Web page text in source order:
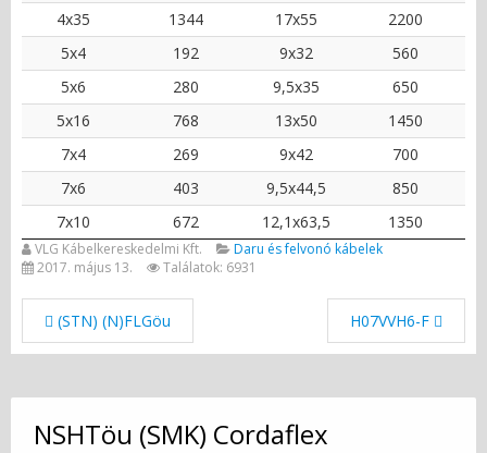
4x35 1344 17x55
2200
5x4
192 9x32
560
5x6
280 9,5x35
650
5x16
768 13x50
1450
7x4
269 9x42
700
7x6
403 9,5x44,5
850
7x10
672 12,1x63,5 1350
VLG Kábelkereskedelmi Kft.
Daru és felvonó kábelek
2017. május 13.
Találatok: 6931
(STN) (N)FLGöu H07VVH6-F
NSHTöu (SMK) Cordaflex